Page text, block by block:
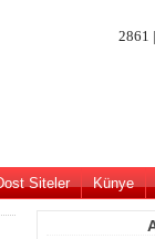
2861
Siteler Künye